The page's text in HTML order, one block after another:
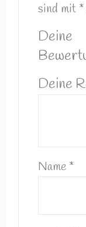
sind mit *
Deine
Deine
Name *